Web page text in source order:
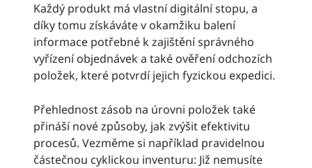
Každý produkt má vlastní digitální stopu, a
díky tomu získáváte v okamžiku balení
informace potřebné k zajištění správného
vyřízení objednávek a také ověření odchozích
položek, které potvrdí jejich fyzickou expedici.
Přehlednost zásob na úrovni položek také
přináší nové způsoby, jak zvýšit efektivitu
procesů. Vezměme si například pravidelnou
částečnou cyklickou inventuru: Již nemusíte